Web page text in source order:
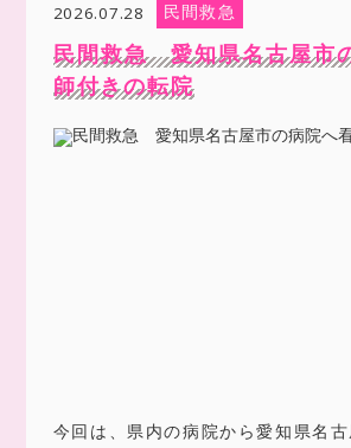
2026.07.28 民間救急
民間救急 愛知県名古屋市
師付きの転院
今回は、県内の病院から愛知県名